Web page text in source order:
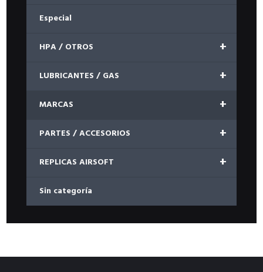
Especial
+
HPA / OTROS
+
LUBRICANTES / GAS
+
MARCAS
+
PARTES / ACCESORIOS
+
REPLICAS AIRSOFT
Sin categoría